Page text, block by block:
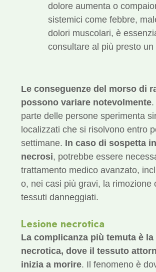
dolore aumenta o
sistemici come febbre,
dolori muscolari, è
consultare al più presto un
Le conseguenze del morso di
possono variare notevolmente
parte delle persone sperimenta
localizzati che si risolvono entro
settimane. In caso di sospetta
necrosi, potrebbe essere
trattamento medico avanzato,
o, nei casi più gravi, la rimozione
tessuti danneggiati.
Lesione necrotica
La complicanza più temuta è
necrotica, dove il tessuto
inizia a morire. Il fenomeno è